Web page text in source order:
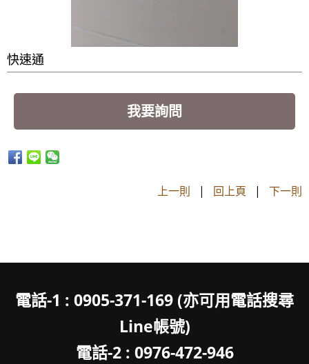
快速通
我要詢問
上一則 | 回上頁 | 下一則
電話-1 : 0905-371-169 (亦可用電話搜尋
Line帳號)
電話-2 : 0976-472-946